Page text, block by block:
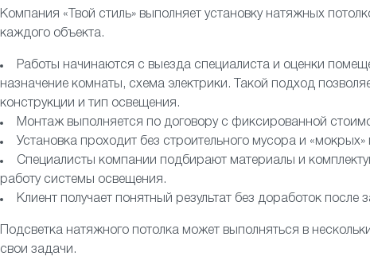
Компания «Твой стиль» выполняет установку натяжных
каждого объекта.
Работы начинаются с выезда специалиста и оценки
назначение комнаты, схема электрики. Такой подход
конструкции и тип освещения.
Монтаж выполняется по договору с фиксированной
Установка проходит без строительного мусора и «мокрых»
Специалисты компании подбирают материалы и
работу системы освещения.
Клиент получает понятный результат без доработок
Подсветка натяжного потолка может выполняться в
свои задачи.